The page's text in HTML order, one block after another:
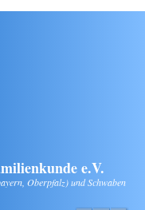
e.V.
Oberpfalz) und Schwaben